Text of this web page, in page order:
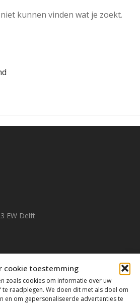
cookie toestemming
zoals cookies om informatie over uw
raadplegen. We doen dit met als doel om
en om gepersonaliseerde advertenties te
kunnen vinden wat je zoekt.
EW Delft